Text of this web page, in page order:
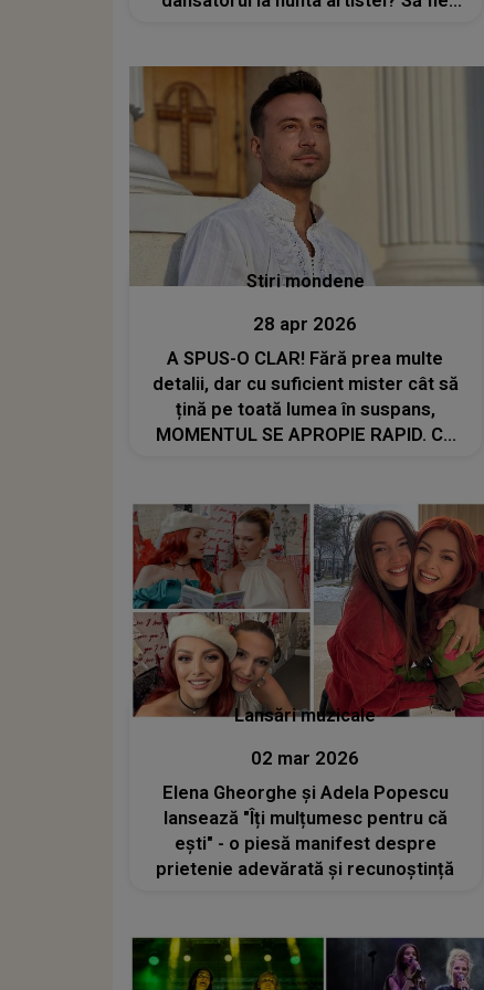
Stiri mondene
28 apr 2026
A SPUS-O CLAR! Fără prea multe
detalii, dar cu suficient mister cât să
țină pe toată lumea în suspans,
MOMENTUL SE APROPIE RAPID. Ce
Lansări muzicale
02 mar 2026
Elena Gheorghe și Adela Popescu
lansează "Îți mulțumesc pentru că
ești" - o piesă manifest despre
prietenie adevărată și recunoștință